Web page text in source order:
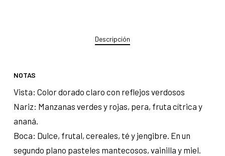
Descripción
NOTAS
Vista: Color dorado claro con reflejos verdosos
Nariz: Manzanas verdes y rojas, pera, fruta cítrica y
ananá.
Boca: Dulce, frutal, cereales, té y jengibre. En un
segundo plano pasteles mantecosos, vainilla y miel.